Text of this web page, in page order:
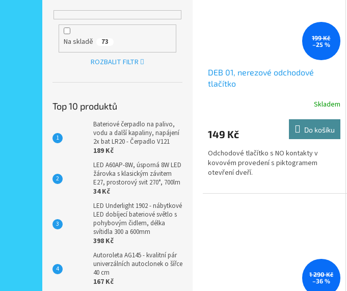
Na skladě 73
ROZBALIT FILTR
Top 10 produktů
Bateriové čerpadlo na palivo,
vodu a další kapaliny, napájení
2x bat LR20 - Čerpadlo V121
189 Kč
LED A60AP-8W, úsporná 8W LED
žárovka s klasickým závitem
E27, prostorový svit 270°, 700lm
34 Kč
LED Underlight 1902 - nábytkové
LED dobíjecí bateriové světlo s
pohybovým čidlem, délka
svítidla 300 a 600mm
398 Kč
Autoroleta AG145 - kvalitní pár
univerzálních autoclonek o šířce
40 cm
167 Kč
199 Kč
–25 %
DEB 01, nerezové odchodové
tlačítko
Skladem
149 Kč Do košíku
Odchodové tlačítko s NO kontakty v
kovovém provedení s piktogramem
otevření dveří.
1 290 Kč
–36 %